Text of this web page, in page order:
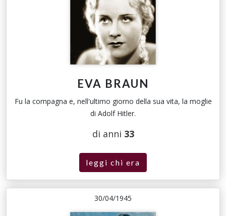
EVA BRAUN
Fu la compagna e, nell'ultimo giorno della sua vita, la moglie
di Adolf Hitler.
di anni 33
leggi chi era
30/04/1945